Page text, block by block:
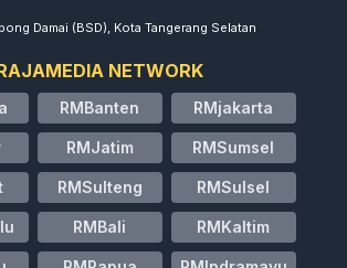
Damai (BSD), Kota Tangerang Selatan
NETWORK
RMBanten RMjakarta
RMJatim RMSumsel
RMSulteng RMSulsel
RMBali RMKaltim